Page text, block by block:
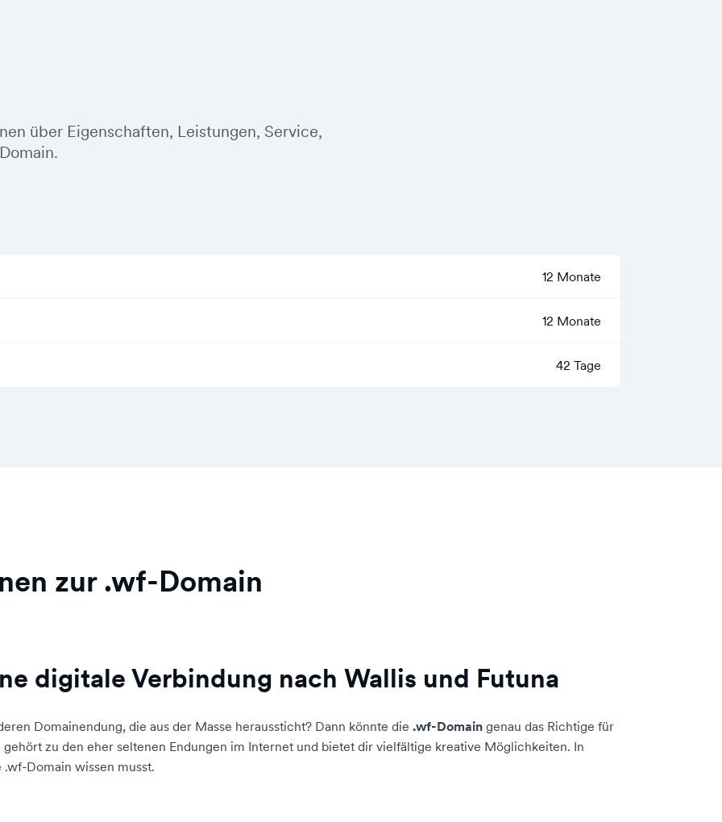
über Eigenschaften, Leistungen, Service,
12 Monate
12 Monate
42 Tage
zur .wf-Domain
digitale Verbindung nach Wallis und Futuna
Domainendung, die aus der Masse heraussticht? Dann könnte die .wf-Domain genau das Richtige für
zu den eher seltenen Endungen im Internet und bietet dir vielfältige kreative Möglichkeiten. In
Domain wissen musst.